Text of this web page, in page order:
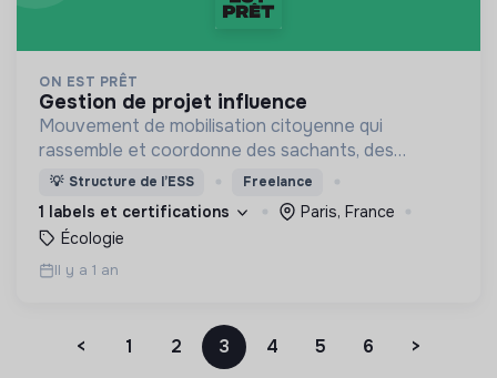
ON EST PRÊT
gestion de projet influence
Mouvement de mobilisation citoyenne qui
rassemble et coordonne des sachants, des
artistes, des faiseurs pour sensibiliser et faire
passer à l'action massivement.
💡 Structure de l’ESS Freelance
1 labels et certifications
Paris, France
Écologie
Il y a 1 an
< 1 2 3 4 5 6 >